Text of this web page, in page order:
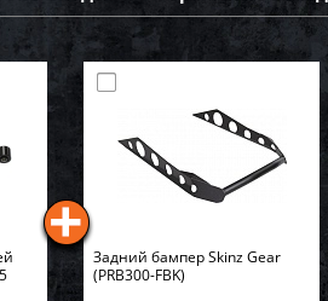
Задний бампер Skinz Gear
(PRB300-FBK)